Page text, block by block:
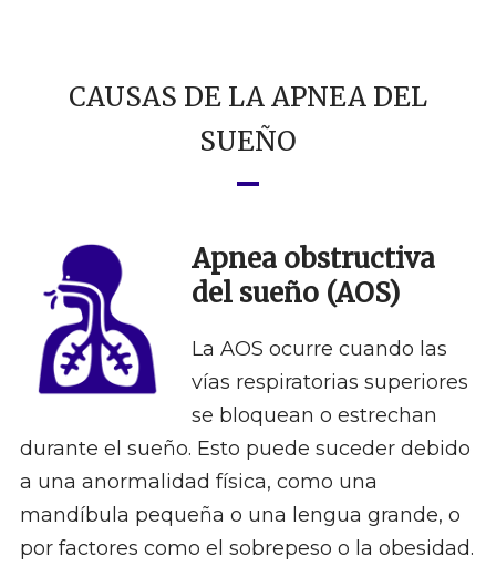
CAUSAS DE LA APNEA DEL
SUEÑO
Apnea obstructiva
del sueño (AOS)
La AOS ocurre cuando las
vías respiratorias superiores
se bloquean o estrechan
durante el sueño. Esto puede suceder debido
a una anormalidad física, como una
mandíbula pequeña o una lengua grande, o
por factores como el sobrepeso o la obesidad.